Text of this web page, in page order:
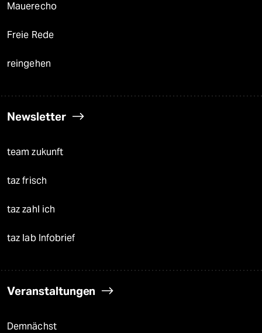
Mauerecho
Freie Rede
reingehen
Newsletter
team zukunft
taz frisch
taz zahl ich
taz lab Infobrief
Veranstaltungen
Demnächst